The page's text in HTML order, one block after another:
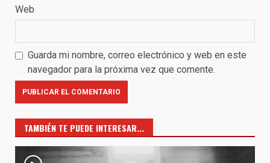
Web
Guarda mi nombre, correo electrónico y web en este
navegador para la próxima vez que comente.
TAMBIÉN TE PUEDE INTERESAR...